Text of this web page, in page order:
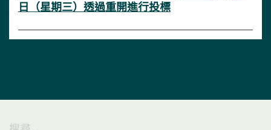
日（星期三）透過重開進行投標